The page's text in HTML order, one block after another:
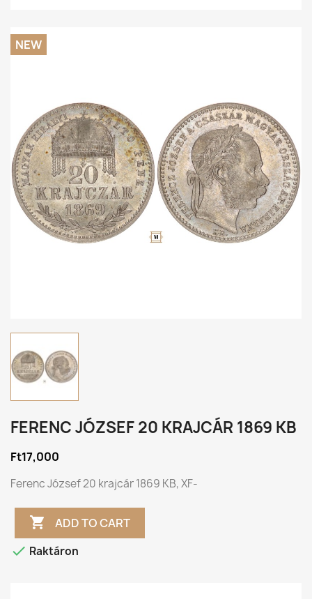
NEW
FERENC JÓZSEF 20 KRAJCÁR 1869 KB
Ft17,000
Ferenc József 20 krajcár 1869 KB, XF-
 ADD TO CART
 Raktáron